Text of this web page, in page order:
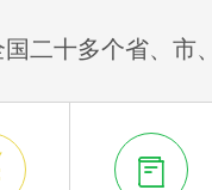
二十多个省、市
